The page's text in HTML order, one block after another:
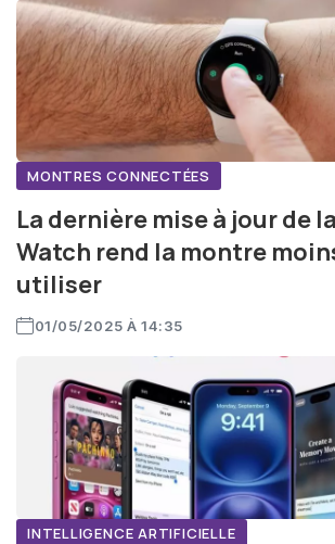
MONTRES CONNECTÉES
La dernière mise à jour de
Watch rend la montre
utiliser
01/05/2025 À 14:35
INTELLIGENCE ARTIFICIELLE